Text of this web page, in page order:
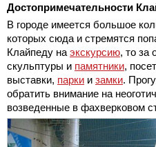
Достопримечательности
В городе имеется большое
которых сюда и стремятся
Клайпеду на экскурсию, то за
скульптуры и памятники,
выставки, парки и замки.
обратить внимание на
возведенные в фахверковом